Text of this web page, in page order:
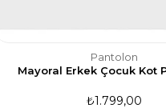
Pantolon
Mayoral Erkek Çocuk Kot
₺1.799,00